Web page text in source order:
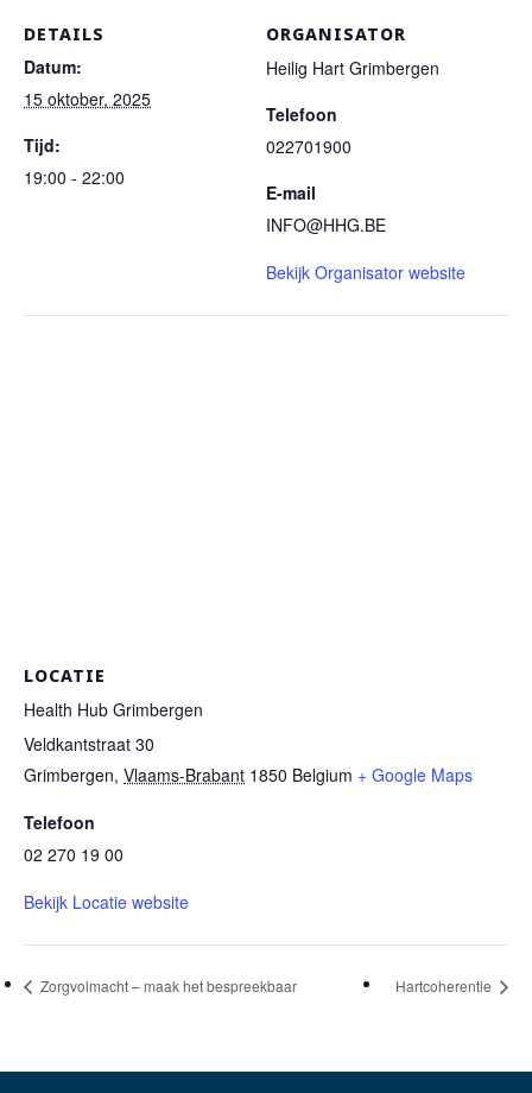
DETAILS
Datum:
15 oktober, 2025
Tijd:
19:00 - 22:00
ORGANISATOR
Heilig Hart Grimbergen
Telefoon
022701900
E-mail
INFO@HHG.BE
Bekijk Organisator website
LOCATIE
Health Hub Grimbergen
Veldkantstraat 30
Grimbergen, Vlaams-Brabant 1850 Belgium + Google Maps
Telefoon
02 270 19 00
Bekijk Locatie website
Zorgvolmacht – maak het bespreekbaar Hartcoherentie